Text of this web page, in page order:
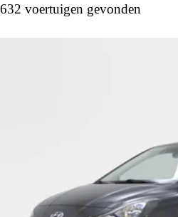
632 voertuigen gevonden